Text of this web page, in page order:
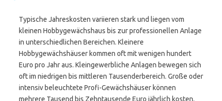
Typische Jahreskosten variieren stark und liegen vom
kleinen Hobbygewächshaus bis zur professionellen Anlage
in unterschiedlichen Bereichen. Kleinere
Hobbygewächshäuser kommen oft mit wenigen hundert
Euro pro Jahr aus. Kleingewerbliche Anlagen bewegen sich
oft im niedrigen bis mittleren Tausenderbereich. Große oder
intensiv beleuchtete Profi-Gewächshäuser können
mehrere Tausend bis Zehntausende Euro jährlich kosten.